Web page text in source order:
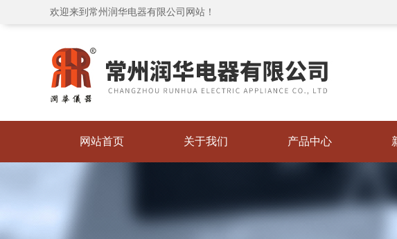
欢迎来到常州润华电器有限公司网站！
网站首页 关于我们 产品中心